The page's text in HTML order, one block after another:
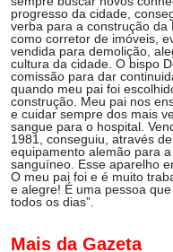
progresso da cidade,
verba para a construção da
como corretor de imóveis,
vendida para demolição,
cultura da cidade. O bispo
comissão para dar
quando meu pai foi
construção. Meu pai nos
e cuidar sempre dos mais
sangue para o hospital.
1981, conseguiu, através
equipamento alemão para
sanguíneo. Esse aparelho
O meu pai foi e é muito
e alegre! É uma pessoa
todos os dias”.
Mais da Gazeta